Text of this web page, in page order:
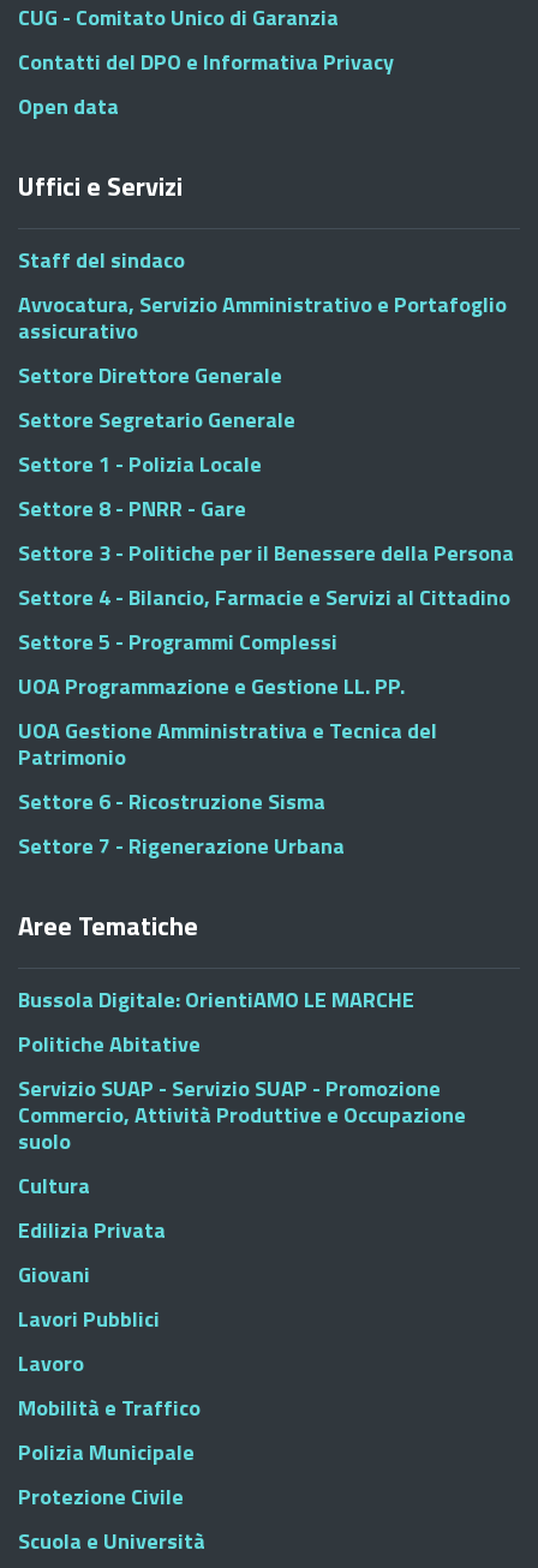
CUG - Comitato Unico di Garanzia
Contatti del DPO e Informativa Privacy
Open data
Uffici e Servizi
Staff del sindaco
Avvocatura, Servizio Amministrativo e Portafoglio
assicurativo
Settore Direttore Generale
Settore Segretario Generale
Settore 1 - Polizia Locale
Settore 8 - PNRR - Gare
Settore 3 - Politiche per il Benessere della Persona
Settore 4 - Bilancio, Farmacie e Servizi al Cittadino
Settore 5 - Programmi Complessi
UOA Programmazione e Gestione LL. PP.
UOA Gestione Amministrativa e Tecnica del
Patrimonio
Settore 6 - Ricostruzione Sisma
Settore 7 - Rigenerazione Urbana
Aree Tematiche
Bussola Digitale: OrientiAMO LE MARCHE
Politiche Abitative
Servizio SUAP - Servizio SUAP - Promozione
Commercio, Attività Produttive e Occupazione
suolo
Cultura
Edilizia Privata
Giovani
Lavori Pubblici
Lavoro
Mobilità e Traffico
Polizia Municipale
Protezione Civile
Scuola e Università